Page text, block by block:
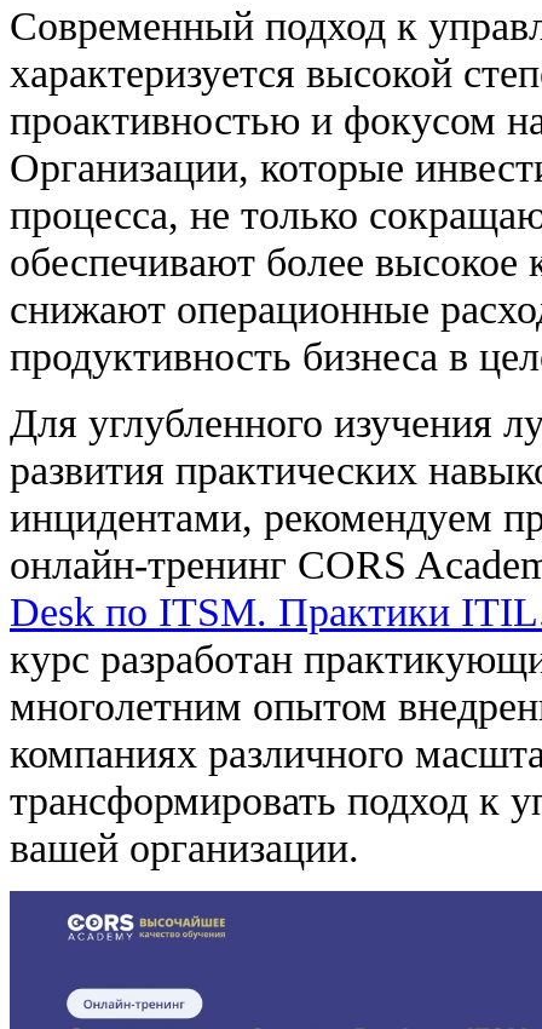
Современный подход к
характеризуется высокой
проактивностью и фокусом
Организации, которые
процесса, не только
обеспечивают более высокое
снижают операционные
продуктивность бизнеса в
Для углубленного изучения
развития практических
инцидентами, рекомендуем
онлайн-тренинг CORS
Desk по ITSM. Практики
курс разработан
многолетним опытом
компаниях различного
трансформировать подход к
вашей организации.